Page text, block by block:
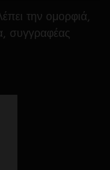
την ομορφιά,
συγγραφέας